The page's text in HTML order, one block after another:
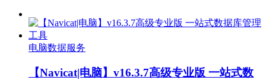
电脑数据服务
【Navicat|电脑】v16.3.7高级专业版 一站式数